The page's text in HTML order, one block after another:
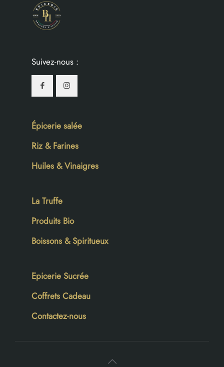
Suivez-nous :
Épicerie salée
Riz & Farines
Huiles & Vinaigres
La Truffe
Produits Bio
Boissons & Spiritueux
Epicerie Sucrée
Coffrets Cadeau
Contactez-nous